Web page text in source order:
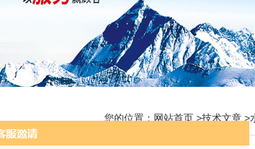
您的位置： 网站首页 >技术文章 >